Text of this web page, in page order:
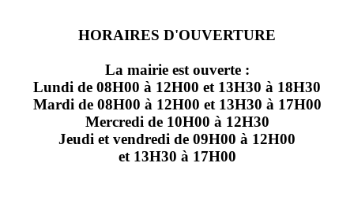
HORAIRES D'OUVERTURE
La mairie est ouverte :
Lundi de 08H00 à 12H00 et 13H30 à 18H30
Mardi de 08H00 à 12H00 et 13H30 à 17H00
Mercredi de 10H00 à 12H30
Jeudi et vendredi de 09H00 à 12H00
et 13H30 à 17H00